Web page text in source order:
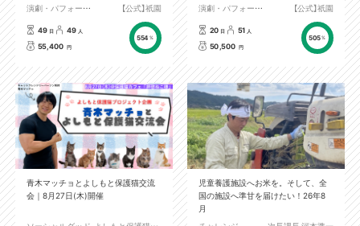
演劇・パフォーマンス
【公式】祇園
49 日 49 人
55,400 円
554 %
演劇・パフォーマンス
【公式】祇園
20 日 51 人
50,500 円
505%
青木マッチョとよしもと保護猫交流
会｜8月27日(木)開催
児童養護施設へお米を。そして、全
国の施設へ準甘を届けたい！26年8
月